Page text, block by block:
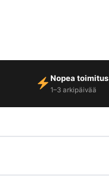
Nopea toimitus
1–3 arkipäivää